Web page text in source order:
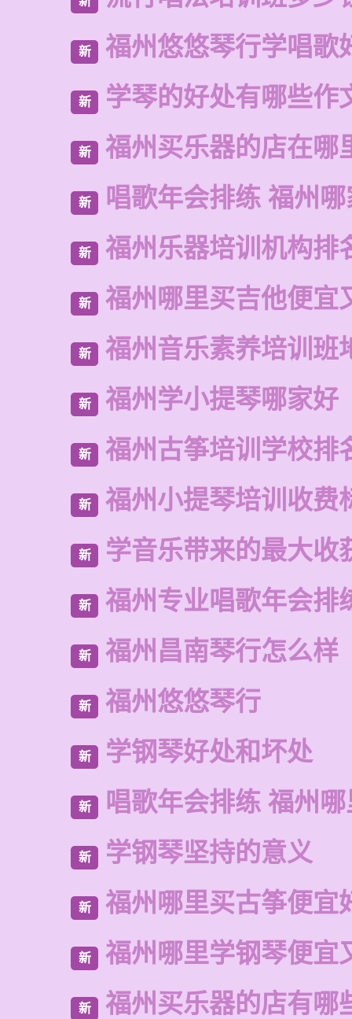
新 福州悠悠琴行学唱歌
新 学琴的好处有哪些作
新 福州买乐器的店在哪
新 唱歌年会排练 福州
新 福州乐器培训机构排
新 福州哪里买吉他便宜
新 福州音乐素养培训班
新 福州学小提琴哪家好
新 福州古筝培训学校排
新 福州小提琴培训收费
新 学音乐带来的最大收
新 福州专业唱歌年会排
新 福州昌南琴行怎么样
新 福州悠悠琴行
新 学钢琴好处和坏处
新 唱歌年会排练 福州
新 学钢琴坚持的意义
新 福州哪里买古筝便宜
新 福州哪里学钢琴便宜
新 福州买乐器的店有哪